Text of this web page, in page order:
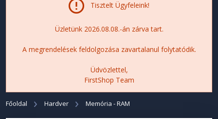
Tisztelt Ügyfeleink!
Üzletünk 2026.08.08.-án zárva tart.
A megrendelések feldolgozása zavartalanul folytatódik.
Üdvözlettel,
FirstShop Team
Főoldal Hardver Memória - RAM